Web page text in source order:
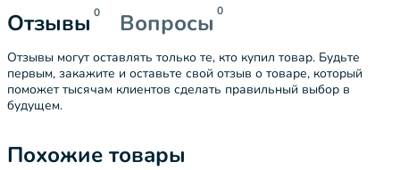
Отзывы 0 Вопросы 0
Отзывы могут оставлять только те, кто купил товар. Будьте
первым, закажите и оставьте свой отзыв о товаре, который
поможет тысячам клиентов сделать правильный выбор в
будущем.
Похожие товары